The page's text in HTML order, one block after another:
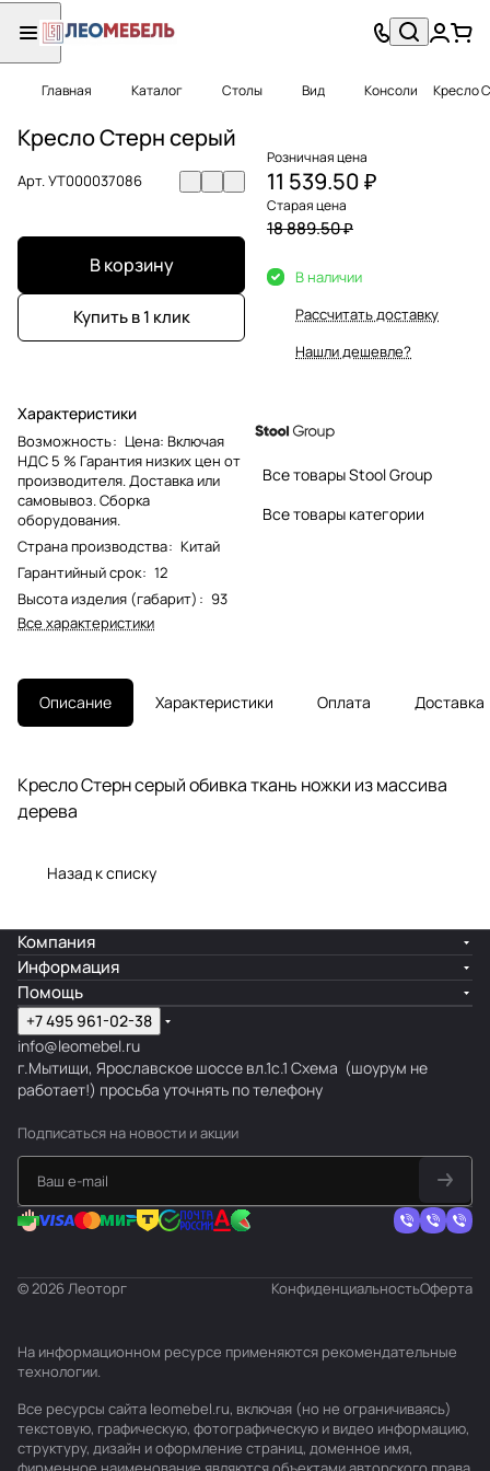
Главная Каталог Столы Вид Консоли Кресло
Кресло Стерн серый
Арт.УТ000037086
В корзину
Купить в 1 клик
Характеристики
Возможность: Цена: Включая
НДС 5 % Гарантия низких цен от
производителя. Доставка или
самовывоз. Сборка
оборудования.
Страна производства: Китай
Гарантийный срок: 12
Высота изделия (габарит) : 93
Все характеристики
Розничная цена
11 539.50 ₽
Старая цена
18 889.50 ₽
В наличии
Рассчитать доставку
Нашли дешевле?
Все товары Stool Group
Все товары категории
Описание Характеристики Оплата Доставка
Кресло Стерн серый обивка ткань ножки из массива
дерева
Назад к списку
Компания
Информация
Помощь
+7 495 961-02-38
info@leomebel.ru
г.Мытищи, Ярославское шоссе вл.1с.1 Схема (шоурум не
работает!) просьба уточнять по телефону
Подписаться на новости и акции
© 2026 Леоторг КонфиденциальностьОферта
На информационном ресурсе применяются рекомендательные
технологии.
Все ресурсы сайта leomebel.ru, включая (но не ограничиваясь)
текстовую, графическую, фотографическую и видео информацию,
структуру, дизайн и оформление страниц, доменное имя,